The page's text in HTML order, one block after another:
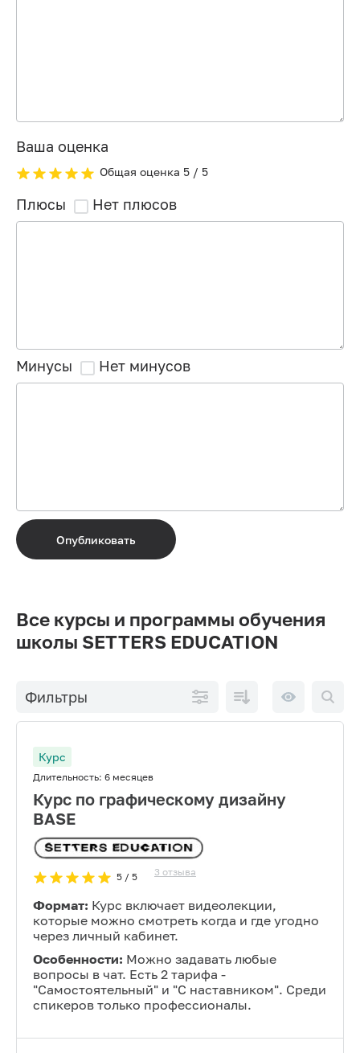
Ваша оценка
Общая оценка 5/ 5
Плюсы Нет плюсов
Минусы Нет минусов
Опубликовать
Все курсы и программы обучения
школы SETTERS EDUCATION
Фильтры
возрастанию
10 на
странице
Курс
Длительность: 6 месяцев
Курс по графическому дизайну
BASE
5/ 5 3 отзыва
Формат: Курс включает видеолекции,
которые можно смотреть когда и где угодно
через личный кабинет.
Особенности: Можно задавать любые
вопросы в чат. Есть 2 тарифа -
"Самостоятельный" и "С наставником". Среди
спикеров только профессионалы.